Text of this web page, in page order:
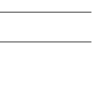
ック